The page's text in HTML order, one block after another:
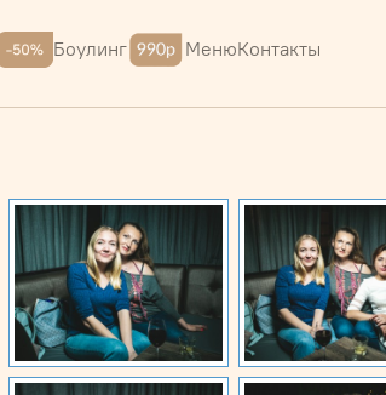
Боулинг МенюКонтакты